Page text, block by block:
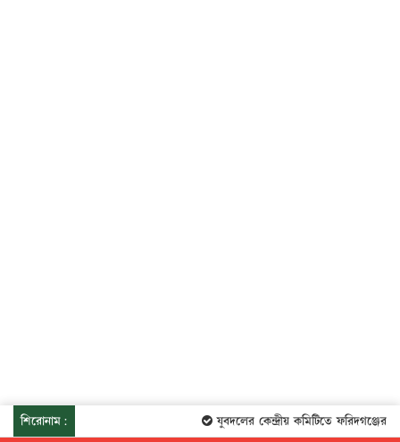
শিরোনাম: যুবদলের কেন্দ্রীয় কমিটিতে ফরিদগঞ্জের